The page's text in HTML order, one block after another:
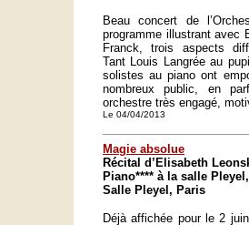
Beau concert de
programme illustrant avec
Franck, trois aspects
Tant Louis Langrée au
solistes au piano ont
nombreux public, en
orchestre très engagé,
Le 04/04/2013
Magie absolue
Récital d’Elisabeth
Piano**** à la salle
Salle Pleyel, Paris
Déjà affichée pour le 2